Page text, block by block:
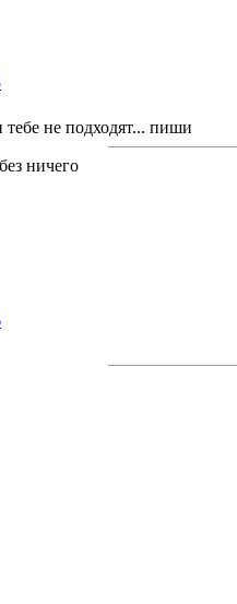
тебе не подходят... пиши
ничего